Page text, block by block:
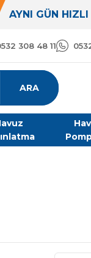
AYNI GÜN HIZLI
308 48 11
ARA